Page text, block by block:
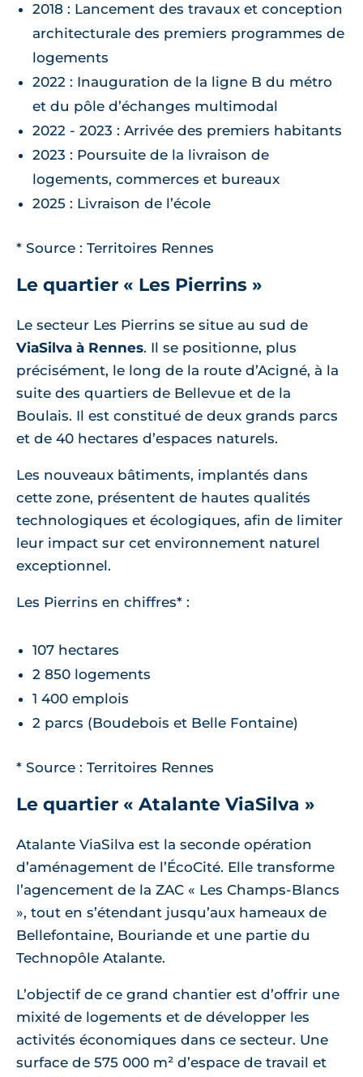
2018 : Lancement des travaux et conception
architecturale des premiers programmes de
logements
2022 : Inauguration de la ligne B du métro
et du pôle d’échanges multimodal
2022 - 2023 : Arrivée des premiers habitants
2023 : Poursuite de la livraison de
logements, commerces et bureaux
2025 : Livraison de l’école
* Source : Territoires Rennes
Le quartier « Les Pierrins »
Le secteur Les Pierrins se situe au sud de
ViaSilva à Rennes. Il se positionne, plus
précisément, le long de la route d’Acigné, à la
suite des quartiers de Bellevue et de la
Boulais. Il est constitué de deux grands parcs
et de 40 hectares d’espaces naturels.
Les nouveaux bâtiments, implantés dans
cette zone, présentent de hautes qualités
technologiques et écologiques, afin de limiter
leur impact sur cet environnement naturel
exceptionnel.
Les Pierrins en chiffres* :
107 hectares
2 850 logements
1 400 emplois
2 parcs (Boudebois et Belle Fontaine)
* Source : Territoires Rennes
Le quartier « Atalante ViaSilva »
Atalante ViaSilva est la seconde opération
d’aménagement de l’ÉcoCité. Elle transforme
l’agencement de la ZAC « Les Champs-Blancs
», tout en s’étendant jusqu’aux hameaux de
Bellefontaine, Bouriande et une partie du
Technopôle Atalante.
L’objectif de ce grand chantier est d’offrir une
mixité de logements et de développer les
activités économiques dans ce secteur. Une
surface de 575 000 m² d’espace de travail et